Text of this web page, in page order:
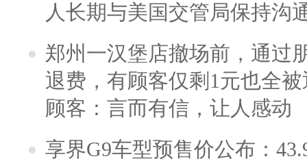
人长期与美国交管局保持沟
郑州一汉堡店撤场前，通过
退费，有顾客仅剩1元也全
顾客：言而有信，让人感动
享界G9车型预售价公布：